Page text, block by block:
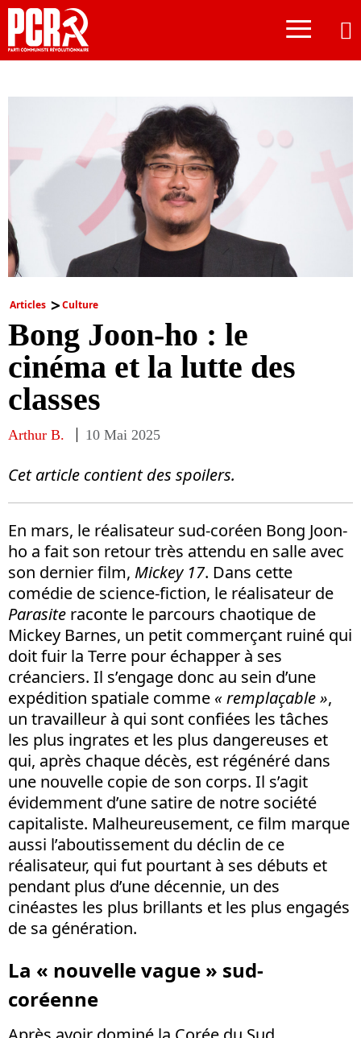
≡
Articles Culture
Bong Joon-ho : le
cinéma et la lutte des
classes
Arthur B. 10 Mai 2025
Cet article contient des spoilers.
En mars, le réalisateur sud-coréen Bong Joon-
ho a fait son retour très attendu en salle avec
son dernier film, Mickey 17. Dans cette
comédie de science-fiction, le réalisateur de
Parasite raconte le parcours chaotique de
Mickey Barnes, un petit commerçant ruiné qui
doit fuir la Terre pour échapper à ses
créanciers. Il s’engage donc au sein d’une
expédition spatiale comme « remplaçable »,
un travailleur à qui sont confiées les tâches
les plus ingrates et les plus dangereuses et
qui, après chaque décès, est régénéré dans
une nouvelle copie de son corps. Il s’agit
évidemment d’une satire de notre société
capitaliste. Malheureusement, ce film marque
aussi l’aboutissement du déclin de ce
réalisateur, qui fut pourtant à ses débuts et
pendant plus d’une décennie, un des
cinéastes les plus brillants et les plus engagés
de sa génération.
La « nouvelle vague » sud-
coréenne